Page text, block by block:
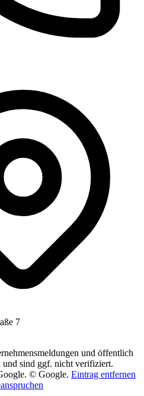
7
und öffentlich
und sind ggf. nicht verifiziert.
© Google. Eintrag entfernen